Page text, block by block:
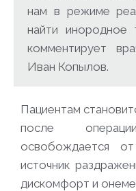
нам в режиме
найти
комментирует
Иван Копылов.
Пациентам
после
освобождается
источник
дискомфорт и